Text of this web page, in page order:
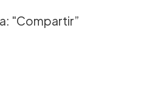
"Compartir”